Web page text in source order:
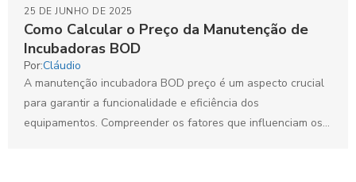
Como Calcular o Preço da Manutenção de
Incubadoras BOD
25 DE JUNHO DE 2025
Por:Cláudio
A manutenção incubadora BOD preço é um aspecto crucial
para garantir a funcionalidade e eficiência dos
equipamentos. Compreender os fatores que influenciam os